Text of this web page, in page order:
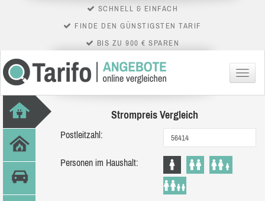
SCHNELL & EINFACH
FINDE DEN GÜNSTIGSTEN TARIF
BIS ZU 900 € SPAREN
Menü
Strompreis Vergleich
Postleitzahl:
Personen im Haushalt: